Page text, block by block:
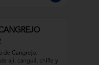
de Cangrejo.
ají, canguil, chifle y